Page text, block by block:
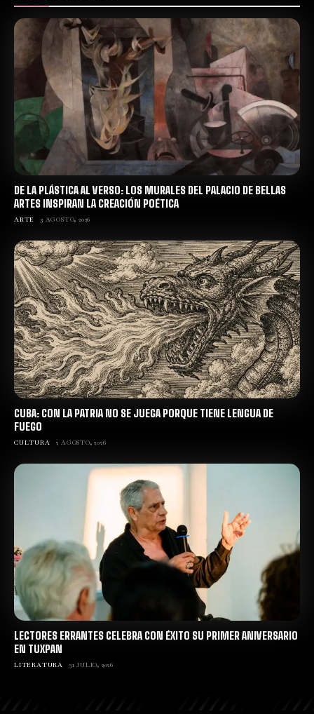
DE LA PLÁSTICA AL VERSO: LOS MURALES DEL PALACIO DE BELLAS
ARTES INSPIRAN LA CREACIÓN POÉTICA
ARTE 3 AGOSTO, 2026
CUBA: CON LA PATRIA NO SE JUEGA PORQUE TIENE LENGUA DE
FUEGO
CULTURA 2 AGOSTO, 2026
LECTORES ERRANTES CELEBRA CON ÉXITO SU PRIMER ANIVERSARIO
EN TUXPAN
LITERATURA 31 JULIO, 2026